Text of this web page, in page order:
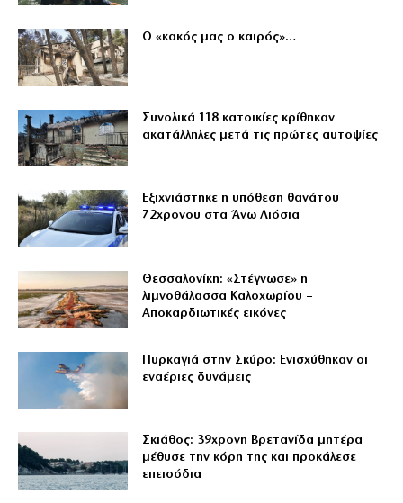
Ο «κακός μας ο καιρός»…
Συνολικά 118 κατοικίες κρίθηκαν
ακατάλληλες μετά τις πρώτες αυτοψίες
Εξιχνιάστηκε η υπόθεση θανάτου
72χρονου στα Άνω Λιόσια
Θεσσαλονίκη: «Στέγνωσε» η
λιμνοθάλασσα Καλοχωρίου –
Αποκαρδιωτικές εικόνες
Πυρκαγιά στην Σκύρο: Ενισχύθηκαν οι
εναέριες δυνάμεις
Σκιάθος: 39χρονη Βρετανίδα μητέρα
μέθυσε την κόρη της και προκάλεσε
επεισόδια